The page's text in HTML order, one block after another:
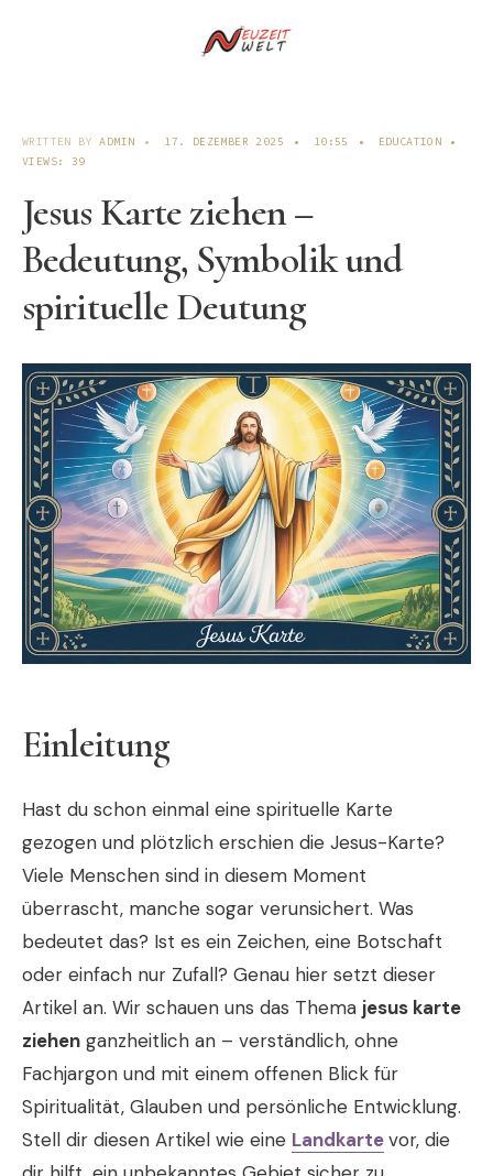
WRITTEN BYADMIN • 17. DEZEMBER 2025 • 10:55 • EDUCATION
•
VIEWS: 39
Jesus Karte ziehen –
Bedeutung, Symbolik und
spirituelle Deutung
Einleitung
Hast du schon einmal eine spirituelle Karte
gezogen und plötzlich erschien die Jesus-Karte?
Viele Menschen sind in diesem Moment
überrascht, manche sogar verunsichert. Was
bedeutet das? Ist es ein Zeichen, eine Botschaft
oder einfach nur Zufall? Genau hier setzt dieser
Artikel an. Wir schauen uns das Thema jesus karte
ziehen ganzheitlich an – verständlich, ohne
Fachjargon und mit einem offenen Blick für
Spiritualität, Glauben und persönliche Entwicklung.
Stell dir diesen Artikel wie eine Landkartevor, die